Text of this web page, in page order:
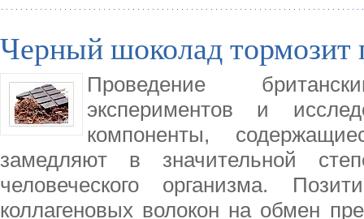
Черный шоколад тормозит
Проведение
экспериментов и
компоненты,
замедляют в значительной
человеческого организма.
коллагеновых волокон на обмен